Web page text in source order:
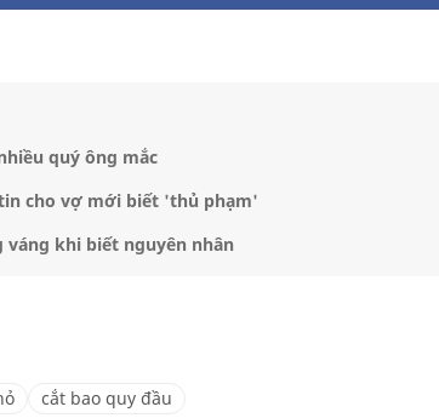
quý ông mắc
cho vợ mới biết 'thủ phạm'
khi biết nguyên nhân
cắt bao quy đầu